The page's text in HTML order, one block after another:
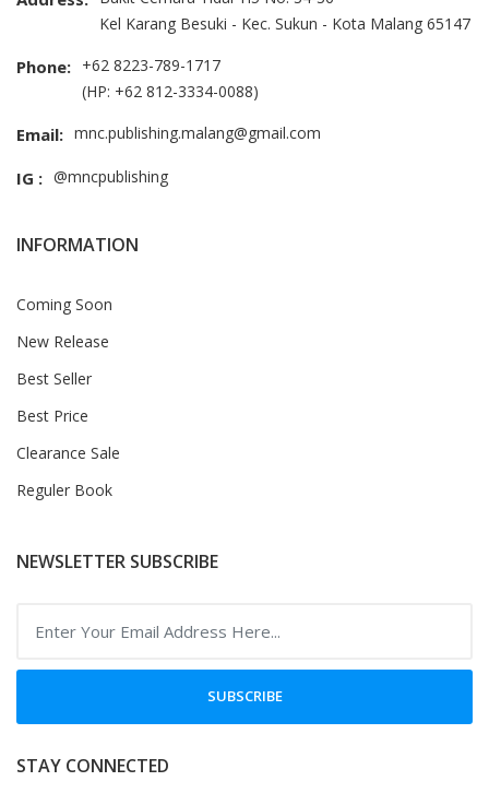
Kel Karang Besuki - Kec. Sukun - Kota Malang 65147
Phone: +62 8223-789-1717
(HP: +62 812-3334-0088)
Email: mnc.publishing.malang@gmail.com
IG : @mncpublishing
INFORMATION
Coming Soon
New Release
Best Seller
Best Price
Clearance Sale
Reguler Book
NEWSLETTER SUBSCRIBE
SUBSCRIBE
STAY CONNECTED